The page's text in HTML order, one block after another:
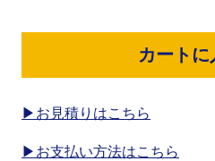
カートに
▶お見積りはこちら
▶お支払い方法はこちら